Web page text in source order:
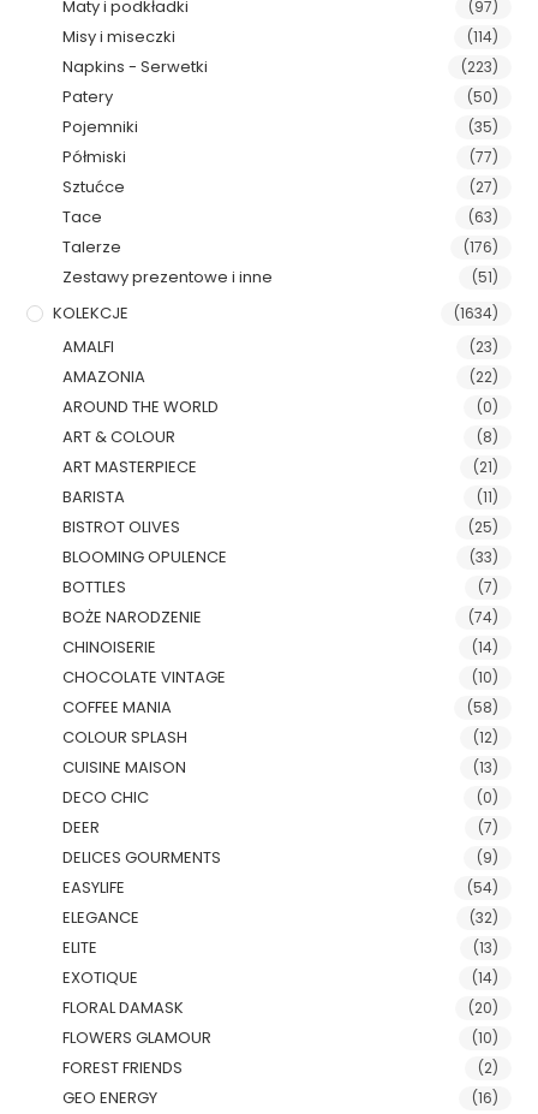
Maty i podkładki (97)
Misy i miseczki (114)
Napkins - Serwetki (223)
Patery (50)
Pojemniki (35)
Półmiski (77)
Sztućce (27)
Tace (63)
Talerze (176)
Zestawy prezentowe i inne (51)
KOLEKCJE (1634)
AMALFI (23)
AMAZONIA (22)
AROUND THE WORLD (0)
ART & COLOUR (8)
ART MASTERPIECE (21)
BARISTA (11)
BISTROT OLIVES (25)
BLOOMING OPULENCE (33)
BOTTLES (7)
BOŻE NARODZENIE (74)
CHINOISERIE (14)
CHOCOLATE VINTAGE (10)
COFFEE MANIA (58)
COLOUR SPLASH (12)
CUISINE MAISON (13)
DECO CHIC (0)
DEER (7)
DELICES GOURMENTS (9)
EASYLIFE (54)
ELEGANCE (32)
ELITE (13)
EXOTIQUE (14)
FLORAL DAMASK (20)
FLOWERS GLAMOUR (10)
FOREST FRIENDS (2)
GEO ENERGY (16)